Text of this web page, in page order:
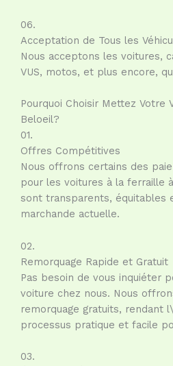
06.
Acceptation de Tous les
Nous acceptons les voitures,
VUS, motos, et plus encore,
Pourquoi Choisir Mettez Votre
Beloeil?
01.
Offres Compétitives
Nous offrons certains des
pour les voitures à la ferraille
sont transparents, équitables
marchande actuelle.
02.
Remorquage Rapide et Gratuit
Pas besoin de vous inquiéter
voiture chez nous. Nous
remorquage gratuits, rendant
processus pratique et facile
03.